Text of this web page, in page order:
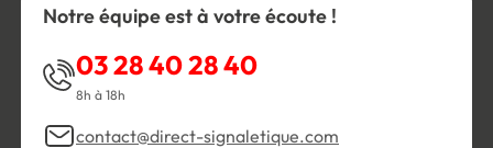
Notre équipe est à votre écoute !
03 28 40 28 40
8h à 18h
contact@direct-signaletique.com